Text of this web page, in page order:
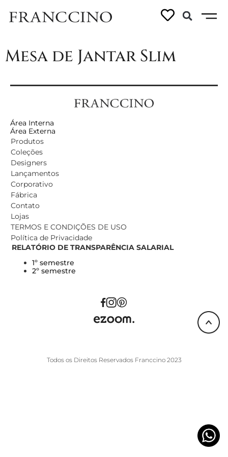
Linhas:Slim
Mesa de Jantar Slim
Área Interna
Área Externa
Produtos
Coleções
Designers
Lançamentos
Corporativo
Fábrica
Contato
Lojas
TERMOS E CONDIÇÕES DE USO
Política de Privacidade
RELATÓRIO DE TRANSPARÊNCIA SALARIAL
1º semestre
2º semestre
Todos os Direitos Reservados Franccino 2023